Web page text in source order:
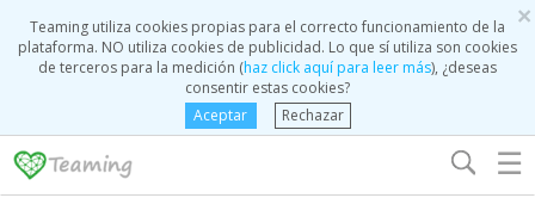
×
Teaming utiliza cookies propias para el correcto funcionamiento de la
plataforma. NO utiliza cookies de publicidad. Lo que sí utiliza son cookies
de terceros para la medición (haz click aquí para leer más), ¿deseas
consentir estas cookies?
Aceptar
Rechazar
☰